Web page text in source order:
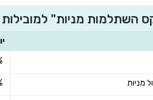
השתלמות מניות"
מניות